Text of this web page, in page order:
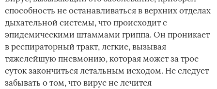
способность не останавливаться в верхних отделах
дыхательной системы, что происходит с
эпидемическими штаммами гриппа. Он проникает
в респираторный тракт, легкие, вызывая
тяжелейшую пневмонию, которая может за трое
суток закончиться летальным исходом. Не следует
забывать о том, что вирус не лечится